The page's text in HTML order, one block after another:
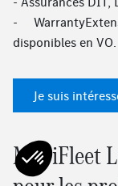
-
disponibles en VO.
Je suis
MobiFleet